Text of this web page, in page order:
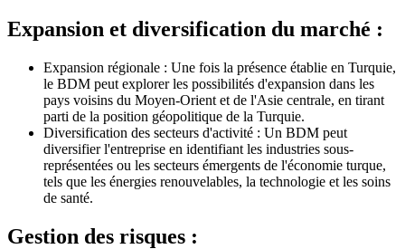
Expansion et diversification du marché :
Expansion régionale : Une fois la présence établie en Turquie,
le BDM peut explorer les possibilités d'expansion dans les
pays voisins du Moyen-Orient et de l'Asie centrale, en tirant
parti de la position géopolitique de la Turquie.
Diversification des secteurs d'activité : Un BDM peut
diversifier l'entreprise en identifiant les industries sous-
représentées ou les secteurs émergents de l'économie turque,
tels que les énergies renouvelables, la technologie et les soins
de santé.
Gestion des risques :